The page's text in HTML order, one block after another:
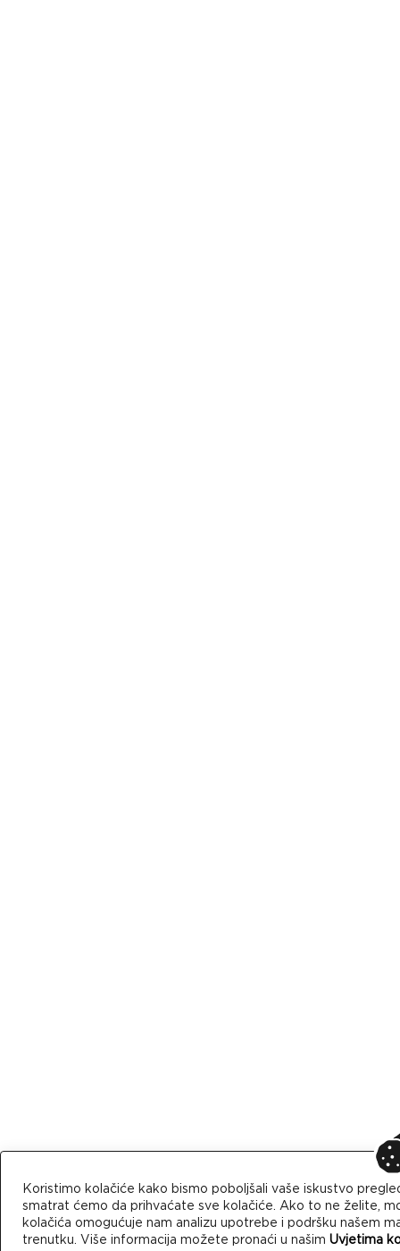
Koristimo kolačiće kako bismo poboljšali vaše iskustvo
smatrat ćemo da prihvaćate sve kolačiće. Ako to ne želite,
kolačića omogućuje nam analizu upotrebe i podršku našem
trenutku. Više informacija možete pronaći u našim Uvjetima